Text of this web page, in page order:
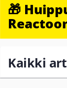
🎁
Kaikki